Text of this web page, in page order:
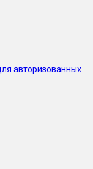
авторизованных